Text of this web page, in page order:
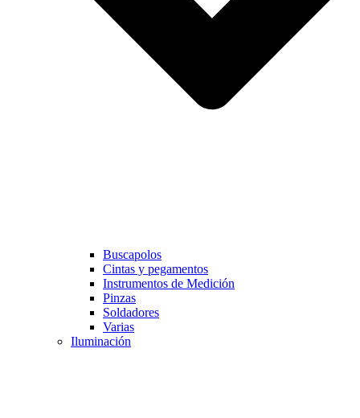
Buscapolos
Cintas y pegamentos
Instrumentos de Medición
Pinzas
Soldadores
Varias
Iluminación